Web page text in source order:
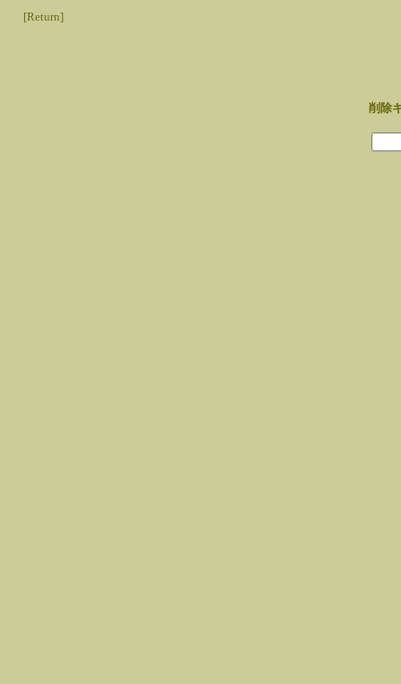
[Return]
削除